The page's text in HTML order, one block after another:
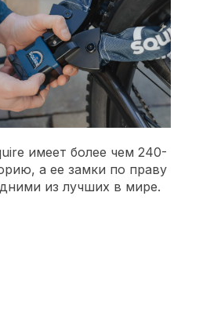
имеет более чем 240-
а ее замки по праву
из лучших в мире.